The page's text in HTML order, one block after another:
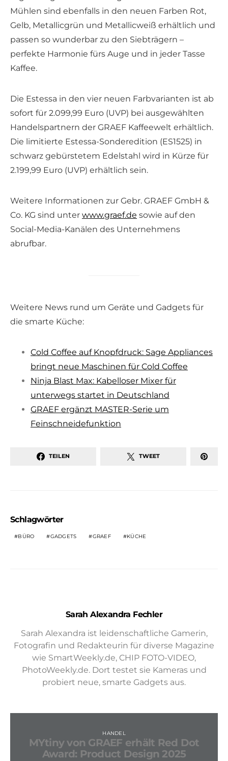
Mühlen sind ebenfalls in den neuen Farben Rot,
Gelb, Metallicgrün und Metallicweiß erhältlich und
passen so wunderbar zu den Siebträgern –
perfekte Harmonie fürs Auge und in jeder Tasse
Kaffee.
Die Estessa in den vier neuen Farbvarianten ist ab
sofort für 2.099,99 Euro (UVP) bei ausgewählten
Handelspartnern der GRAEF Kaffeewelt erhältlich.
Die limitierte Estessa-Sonderedition (ES1525) in
schwarz gebürstetem Edelstahl wird in Kürze für
2.199,99 Euro (UVP) erhältlich sein.
Weitere Informationen zur Gebr. GRAEF GmbH &
Co. KG sind unter www.graef.de sowie auf den
Social-Media-Kanälen des Unternehmens
abrufbar.
Weitere News rund um Geräte und Gadgets für
die smarte Küche:
Cold Coffee auf Knopfdruck: Sage Appliances
bringt neue Maschinen für Cold Coffee
Ninja Blast Max: Kabelloser Mixer für
unterwegs startet in Deutschland
GRAEF ergänzt MASTER-Serie um
Feinschneidefunktion
TEILEN TWEET
Schlagwörter
BÜRO GADGETS GRAEF KÜCHE
Sarah Alexandra Fechler
Sarah Alexandra ist leidenschaftliche Gamerin,
Fotografin und Redakteurin für diverse Magazine
wie SmartWeekly.de, CHIP FOTO-VIDEO,
PhotoWeekly.de. Dort testet sie Kameras und
probiert neue, smarte Gadgets aus.
HANDEL
MYtiny von GRAEF erhält Red Dot
Award: Product Design 2025